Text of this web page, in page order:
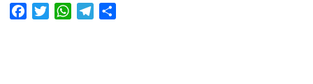
FacebookTwitterWhatsAppTelegram